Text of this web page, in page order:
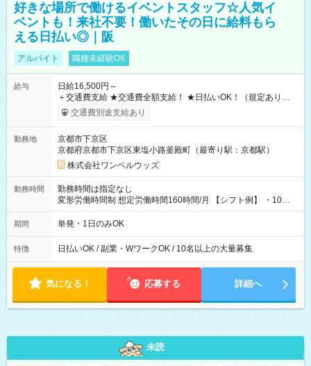
好きな場所で働けるイベントスタッフ☆人気イ
ベントも！来社不要！働いたその日に給料もら
える日払い◎｜阪
アルバイト 職種未経験OK
給与
日給16,500円～
＋交通費支給 ★交通費全額支給！ ★日払いOK！（規定あり） ┗
働いたその日に現金GET♪ お仕事後はコンビニATMから 日払
交通費別途支給あり
勤務地
京都市下京区
京都府京都市下京区東塩小路釜殿町（最寄り駅：京都駅）
株式会社ワンベルウッズ
勤務時間
勤務時間は指定なし
変形労働時間制 想定労働時間160時間/月 【シフト例】 ・10：
00～20：00
期間 単発・1日のみOK
特徴 日払いOK / 副業・WワークOK / 10名以上の大量募集
気になる！ 応募する 詳細へ
未読